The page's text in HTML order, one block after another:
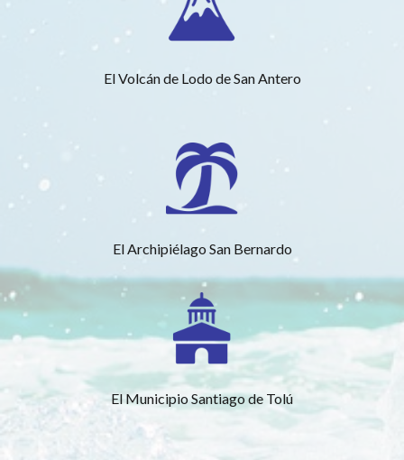
El Volcán de Lodo de San Antero
El Archipiélago San Bernardo
El Municipio Santiago de Tolú